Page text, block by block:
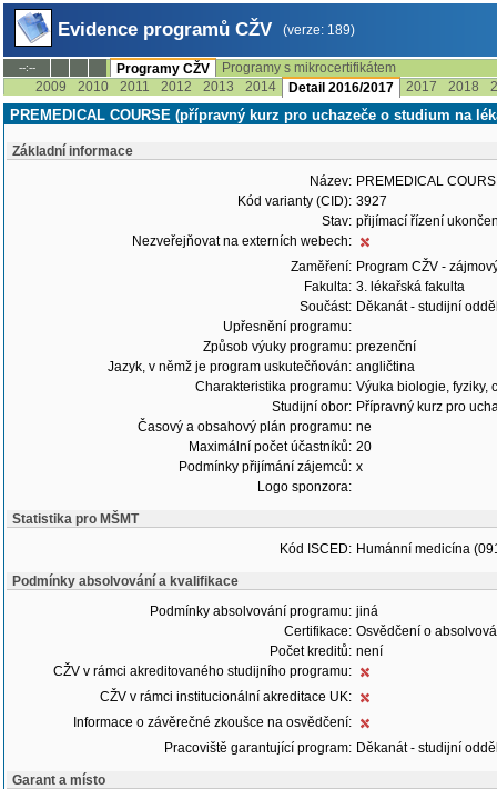
Evidence programů CŽV (verze: 189)
--:-- Programy CŽV
Programy s mikrocertifikátem
2009
2010 2011 2012 2013 2014 Detail 2016/2017 2017 2018
PREMEDICAL COURSE (přípravný kurz pro uchazeče o studium na
Základní informace
Název: PREMEDICAL
Kód varianty (CID): 3927
Stav: přijímací řízení
Nezveřejňovat na externích webech:
Zaměření: Program CŽV -
Fakulta: 3. lékařská fakulta
Součást: Děkanát - studijní
Upřesnění programu:
Způsob výuky programu: prezenční
Jazyk, v němž je program uskutečňován: angličtina
Charakteristika programu: Výuka biologie, fyziky,
Studijní obor: Přípravný kurz pro
Časový a obsahový plán programu: ne
Maximální počet účastníků: 20
Podmínky přijímání zájemců: x
Logo sponzora:
Statistika pro MŠMT
Kód ISCED: Humánní medicína
Podmínky absolvování a kvalifikace
Podmínky absolvování programu: jiná
Certifikace: Osvědčení o
Počet kreditů: není
CŽV v rámci akreditovaného studijního programu:
CŽV v rámci institucionální akreditace UK:
Informace o závěrečné zkoušce na osvědčení:
Pracoviště garantující program: Děkanát - studijní
Garant a místo